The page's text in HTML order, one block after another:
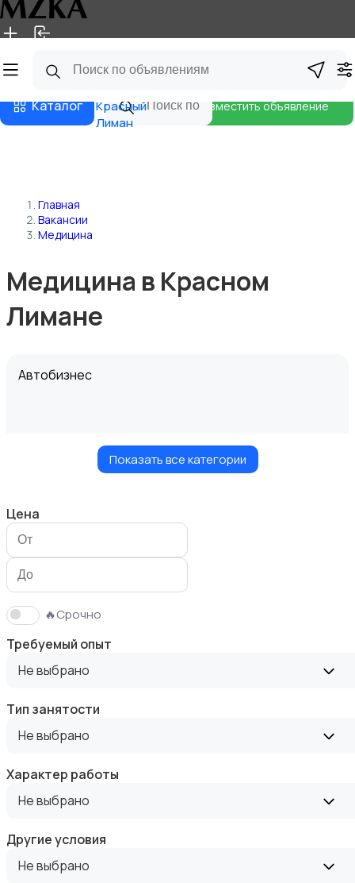
Главная Магазины
Каталог
Красный
Лиман
Разместить объявление
Главная
Вакансии
Медицина
Медицина в Красном
Лимане
Автобизнес
Бытовые услуги и клининг
Госслужба
Показать все категории
Цена
🔥Срочно
Требуемый опыт
Не выбрано
Тип занятости
Не выбрано
Характер работы
Не выбрано
Другие условия
Не выбрано